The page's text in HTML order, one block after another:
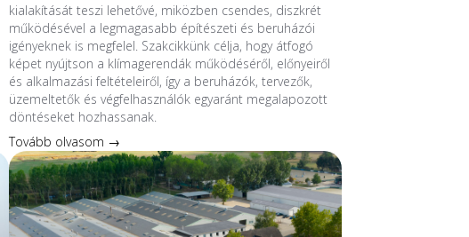
kialakítását teszi lehetővé, miközben csendes, diszkrét
működésével a legmagasabb építészeti és beruházói
igényeknek is megfelel. Szakcikkünk célja, hogy átfogó
képet nyújtson a klímagerendák működéséről, előnyeiről
és alkalmazási feltételeiről, így a beruházók, tervezők,
üzemeltetők és végfelhasználók egyaránt megalapozott
döntéseket hozhassanak.
Tovább olvasom →